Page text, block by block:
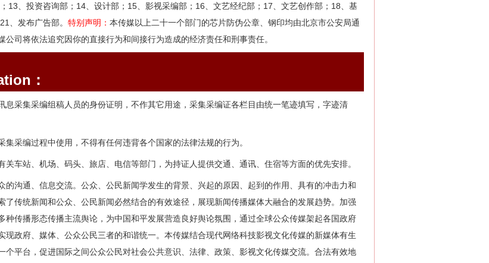
13、投资咨询部；14、设计部；15、影视采编部；16、文艺经纪部；17、文艺创作部；18、基
、发布广告部。 特别声明： 本传媒以上二十一个部门的芯片防伪公章、钢印均由北京市公安局通
公司将依法追究因你的直接行为和间接行为造成的经济责任和刑事责任。
：
息采集采编组稿人员的身份证明，不作其它用途，采集采编证各栏目由统一笔迹填写，字迹清
采编过程中使用，不得有任何违背各个国家的法律法规的行为。
车站、机场、码头、旅店、电信等部门，为持证人提供交通、通讯、住宿等方面的优先安排。
的沟通、信息交流。公众、公民新闻学发生的背景、兴起的原因、起到的作用、具有的冲击力和
了传统新闻和公众、公民新闻必然结合的有效途径，展现新闻传播媒体大融合的发展趋势。加强
传播形态传播主流舆论，为中国和平发展营造良好舆论氛围，通过全球公众传媒架起各国政府
政府、媒体、公众公民三者的和谐统一。本传媒结合现代网络科技影视文化传媒的新媒体有生
个平台，促进国际之间公众公民对社会公共意识、法律、政策、影视文化传媒交流。合法有效地